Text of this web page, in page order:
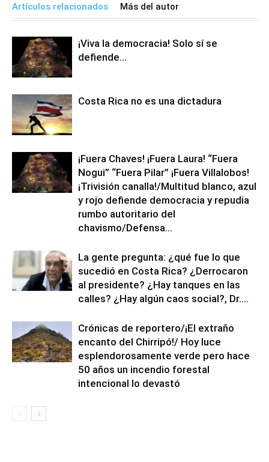
Artículos relacionados Más del autor
¡Viva la democracia! Solo sí se
defiende…
Costa Rica no es una dictadura
¡Fuera Chaves! ¡Fuera Laura! “Fuera
Nogui” “Fuera Pilar” ¡Fuera Villalobos!
¡Trivisión canalla!/Multitud blanco, azul
y rojo defiende democracia y repudia
rumbo autoritario del
chavismo/Defensa...
La gente pregunta: ¿qué fue lo que
sucedió en Costa Rica? ¿Derrocaron
al presidente? ¿Hay tanques en las
calles? ¿Hay algún caos social?, Dr....
Crónicas de reportero/¡El extraño
encanto del Chirripó!/ Hoy luce
esplendorosamente verde pero hace
50 años un incendio forestal
intencional lo devastó